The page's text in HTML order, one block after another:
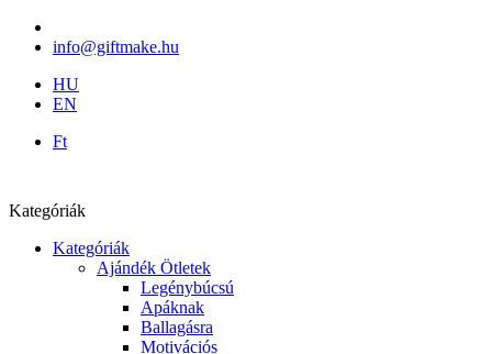
info@giftmake.hu
HU
EN
Ft
Kategóriák
Kategóriák
Ajándék Ötletek
Legénybúcsú
Apáknak
Ballagásra
Motivációs